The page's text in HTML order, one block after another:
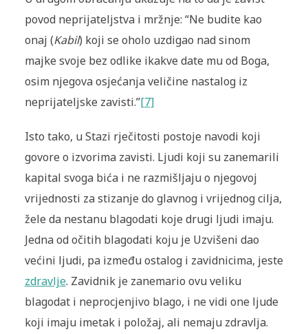
povod neprijateljstva i mržnje: “Ne budite kao
onaj (Kabil) koji se oholo uzdigao nad sinom
majke svoje bez odlike ikakve date mu od Boga,
osim njegova osjećanja veličine nastalog iz
neprijateljske zavisti.”[7]
Isto tako, u Stazi rječitosti postoje navodi koji
govore o izvorima zavisti. Ljudi koji su zanemarili
kapital svoga bića i ne razmišljaju o njegovoj
vrijednosti za stizanje do glavnog i vrijednog cilja,
žele da nestanu blagodati koje drugi ljudi imaju.
Jedna od očitih blagodati koju je Uzvišeni dao
većini ljudi, pa između ostalog i zavidnicima, jeste
zdravlje. Zavidnik je zanemario ovu veliku
blagodat i neprocjenjivo blago, i ne vidi one ljude
koji imaju imetak i položaj, ali nemaju zdravlja.